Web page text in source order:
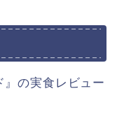
』の実食レビュー